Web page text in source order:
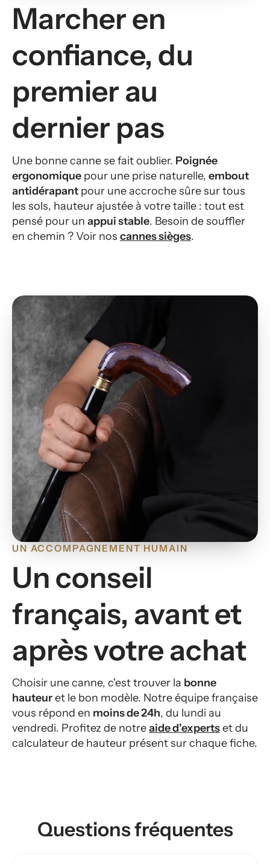
Marcher en
confiance, du
premier au
dernier pas
Une bonne canne se fait oublier. Poignée
ergonomique pour une prise naturelle, embout
antidérapant pour une accroche sûre sur tous
les sols, hauteur ajustée à votre taille : tout est
pensé pour un appui stable. Besoin de souffler
en chemin ? Voir nos cannes sièges.
UN ACCOMPAGNEMENT HUMAIN
Un conseil
français, avant et
après votre achat
Choisir une canne, c'est trouver la bonne
hauteuret le bon modèle. Notre équipe française
vous répond en moins de 24h, du lundi au
vendredi. Profitez de notreaide d'expertset du
calculateur de hauteur présent sur chaque fiche.
Questions fréquentes